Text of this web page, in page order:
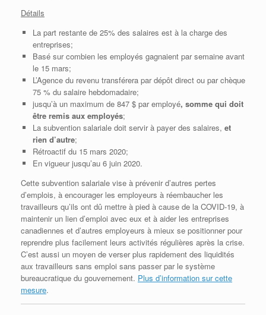
Détails
La part restante de 25% des salaires est à la charge des
entreprises;
Basé sur combien les employés gagnaient par semaine avant
le 15 mars;
L’Agence du revenu transférera par dépôt direct ou par chèque
75 % du salaire hebdomadaire;
jusqu’à un maximum de 847 $ par employé, somme qui doit
être remis aux employés;
La subvention salariale doit servir à payer des salaires, et
rien d’autre;
Rétroactif du 15 mars 2020;
En vigueur jusqu’au 6 juin 2020.
Cette subvention salariale vise à prévenir d’autres pertes
d’emplois, à encourager les employeurs à réembaucher les
travailleurs qu’ils ont dû mettre à pied à cause de la COVID-19, à
maintenir un lien d’emploi avec eux et à aider les entreprises
canadiennes et d’autres employeurs à mieux se positionner pour
reprendre plus facilement leurs activités régulières après la crise.
C’est aussi un moyen de verser plus rapidement des liquidités
aux travailleurs sans emploi sans passer par le système
bureaucratique du gouvernement. Plus d’information sur cette
mesure.